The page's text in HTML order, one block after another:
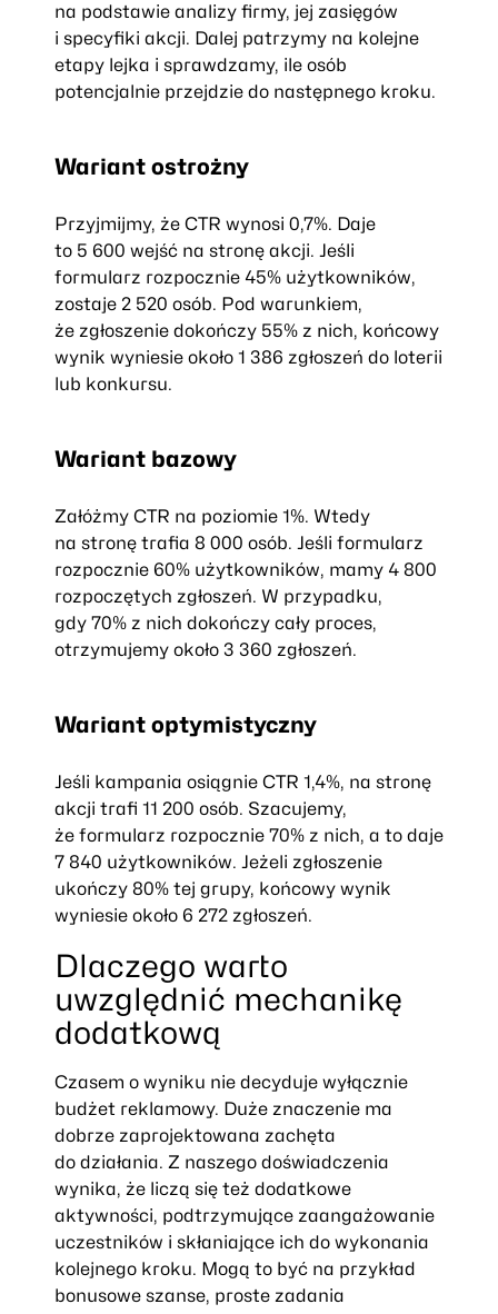
na podstawie analizy firmy, jej zasięgów
i specyfiki akcji. Dalej patrzymy na kolejne
etapy lejka i sprawdzamy, ile osób
potencjalnie przejdzie do następnego kroku.
Wariant ostrożny
Przyjmijmy, że CTR wynosi 0,7%. Daje
to 5 600 wejść na stronę akcji. Jeśli
formularz rozpocznie 45% użytkowników,
zostaje 2 520 osób. Pod warunkiem,
że zgłoszenie dokończy 55% z nich, końcowy
wynik wyniesie około 1 386 zgłoszeń do loterii
lub konkursu.
Wariant bazowy
Załóżmy CTR na poziomie 1%. Wtedy
na stronę trafia 8 000 osób. Jeśli formularz
rozpocznie 60% użytkowników, mamy 4 800
rozpoczętych zgłoszeń. W przypadku,
gdy 70% z nich dokończy cały proces,
otrzymujemy około 3 360 zgłoszeń.
Wariant optymistyczny
Jeśli kampania osiągnie CTR 1,4%, na stronę
akcji trafi 11 200 osób. Szacujemy,
że formularz rozpocznie 70% z nich, a to daje
7 840 użytkowników. Jeżeli zgłoszenie
ukończy 80% tej grupy, końcowy wynik
wyniesie około 6 272 zgłoszeń.
Dlaczego warto
uwzględnić mechanikę
dodatkową
Czasem o wyniku nie decyduje wyłącznie
budżet reklamowy. Duże znaczenie ma
dobrze zaprojektowana zachęta
do działania. Z naszego doświadczenia
wynika, że liczą się też dodatkowe
aktywności, podtrzymujące zaangażowanie
uczestników i skłaniające ich do wykonania
kolejnego kroku. Mogą to być na przykład
bonusowe szanse, proste zadania